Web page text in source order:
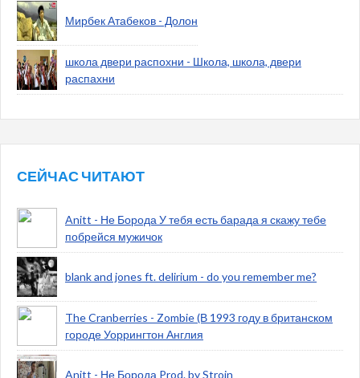
Мирбек Атабеков - Долон
школа двери распохни - Школа, школа, двери
распахни
СЕЙЧАС ЧИТАЮТ
Anitt - Не Борода У тебя есть барада я скажу тебе
побрейся мужичок
blank and jones ft. delirium - do you remember me?
The Cranberries - Zombie (В 1993 году в британском
городе Уоррингтон Англия
Anitt - Не Борода Prod. by Stroin